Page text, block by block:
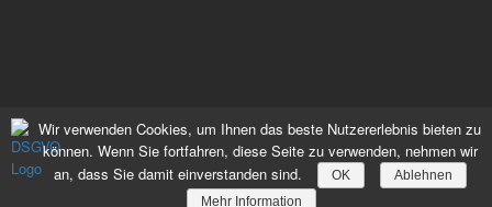
Wir verwenden Cookies, um Ihnen das beste Nutzererlebnis bieten zu
können. Wenn Sie fortfahren, diese Seite zu verwenden, nehmen wir
an, dass Sie damit einverstanden sind.
OK
Ablehnen
Mehr Information